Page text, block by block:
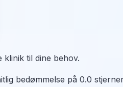
til dine behov.
bedømmelse på 0.0